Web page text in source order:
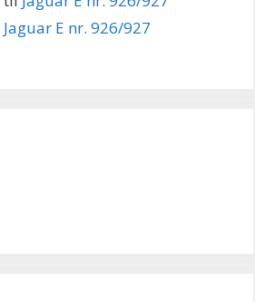
Jaguar E nr. 926/927